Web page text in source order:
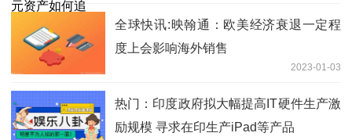
全球快讯:映翰通：欧美经济衰退一定程
度上会影响海外销售
2023-01-03
热门：印度政府拟大幅提高IT硬件生产激
励规模 寻求在印生产iPad等产品